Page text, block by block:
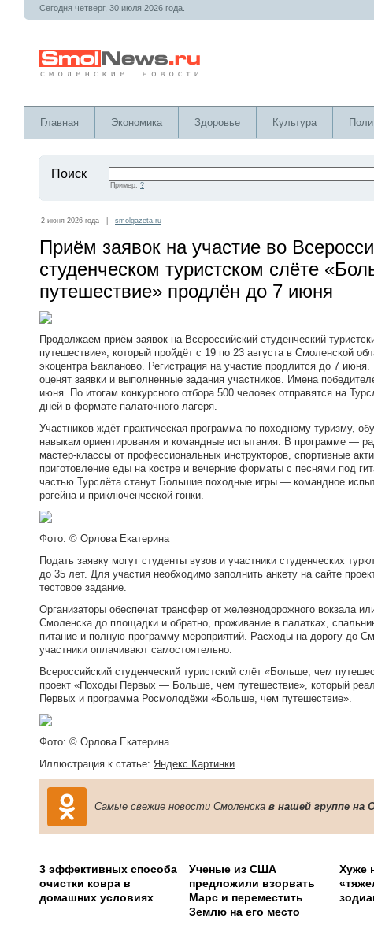
Сегодня четверг, 30 июля 2026 года.
Главная Экономика Здоровье Культура
Поиск
Пример: ?
2 июня 2026 года | smolgazeta.ru
Приём заявок на участие во
студенческом туристском слёте
путешествие» продлён до 7 июня
Продолжаем приём заявок на Всероссийский студенческий
путешествие», который пройдёт с 19 по 23 августа в Смоленской
экоцентра Бакланово. Регистрация на участие продлится до 7
оценят заявки и выполненные задания участников. Имена
июня. По итогам конкурсного отбора 500 человек отправятся на
дней в формате палаточного лагеря.
Участников ждёт практическая программа по походному туризму,
навыкам ориентирования и командные испытания. В программе —
мастер-классы от профессиональных инструкторов, спортивные
приготовление еды на костре и вечерние форматы с песнями под
частью Турслёта станут Большие походные игры — командное
рогейна и приключенческой гонки.
Фото: © Орлова Екатерина
Подать заявку могут студенты вузов и участники студенческих
до 35 лет. Для участия необходимо заполнить анкету на сайте
тестовое задание.
Организаторы обеспечат трансфер от железнодорожного вокзала
Смоленска до площадки и обратно, проживание в палатках,
питание и полную программу мероприятий. Расходы на дорогу до
участники оплачивают самостоятельно.
Всероссийский студенческий туристский слёт «Больше, чем
проект «Походы Первых — Больше, чем путешествие», который
Первых и программа Росмолодёжи «Больше, чем путешествие».
Фото: © Орлова Екатерина
Иллюстрация к статье: Яндекс.Картинки
Самые свежие новости Смоленска в нашей группе на
3 эффективных способа
очистки ковра в
домашних условиях
Ученые из США
предложили взорвать
Марс и переместить
Землю на его место
Хуже